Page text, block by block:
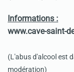
Informations :
www.cave-saint-
(L'abus d'alcool est
modération)